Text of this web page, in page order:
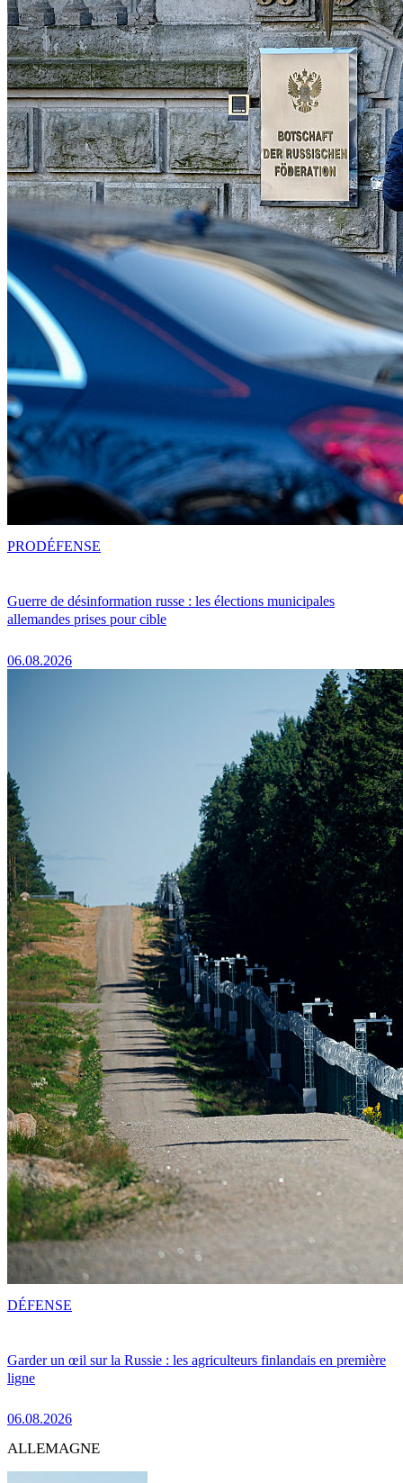
Guerre de désinformation russe : les élections municipales
allemandes prises pour cible
06.08.2026
PRODÉFENSE
Garder un œil sur la Russie : les agriculteurs finlandais en première
ligne
06.08.2026
DÉFENSE
ALLEMAGNE